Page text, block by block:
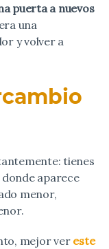
puerta a nuevos
una
y volver a
tienes
aparece
menor,
mejor ver este